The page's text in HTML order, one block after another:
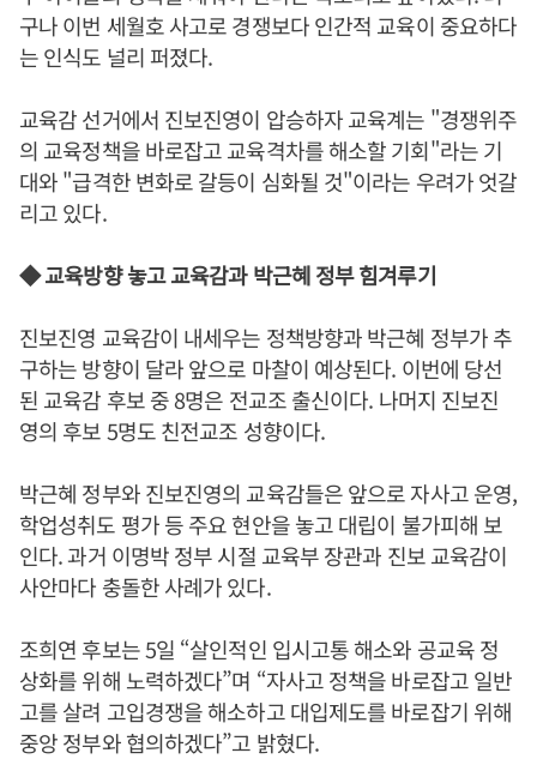
구나 이번 세월호 사고로 경쟁보다 인간적 교육이 중요하다
는 인식도 널리 퍼졌다.
교육감 선거에서 진보진영이 압승하자 교육계는 "경쟁위주
의 교육정책을 바로잡고 교육격차를 해소할 기회"라는 기
대와 "급격한 변화로 갈등이 심화될 것"이라는 우려가 엇갈
리고 있다.
◆ 교육방향 놓고 교육감과 박근혜 정부 힘겨루기
진보진영 교육감이 내세우는 정책방향과 박근혜 정부가 추
구하는 방향이 달라 앞으로 마찰이 예상된다. 이번에 당선
된 교육감 후보 중 8명은 전교조 출신이다. 나머지 진보진
영의 후보 5명도 친전교조 성향이다.
박근혜 정부와 진보진영의 교육감들은 앞으로 자사고 운영,
학업성취도 평가 등 주요 현안을 놓고 대립이 불가피해 보
인다. 과거 이명박 정부 시절 교육부 장관과 진보 교육감이
사안마다 충돌한 사례가 있다.
조희연 후보는 5일 “살인적인 입시고통 해소와 공교육 정
상화를 위해 노력하겠다”며 “자사고 정책을 바로잡고 일반
고를 살려 고입경쟁을 해소하고 대입제도를 바로잡기 위해
중앙 정부와 협의하겠다”고 밝혔다.